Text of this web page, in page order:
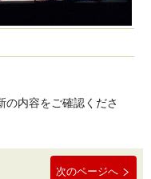
内容をご確認くださ
次のページへ